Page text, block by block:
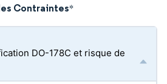
Contraintes*
DO-178C et risque de